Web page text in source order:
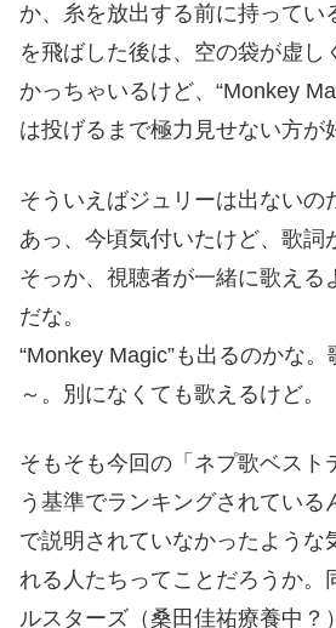
か、糸を放出する前に持ってい
を飛ばした後は、空の袋が虚し
かっちゃいるけど、“Monkey
は投げるまで極力見せない方が
そういえばジュリーは出ないの
あっ、今頃気付いたけど、歌詞
そっか、視聴者が一緒に歌える
だな。
“Monkey Magic”も出るのかな
～。別になくても歌えるけど。
そもそも今回の「ネプ歌ベスト
う基準でランキングされている
で説明されていなかったような
れる人たちってことだろうか。
ルスターズ（桑田佳祐療養中？